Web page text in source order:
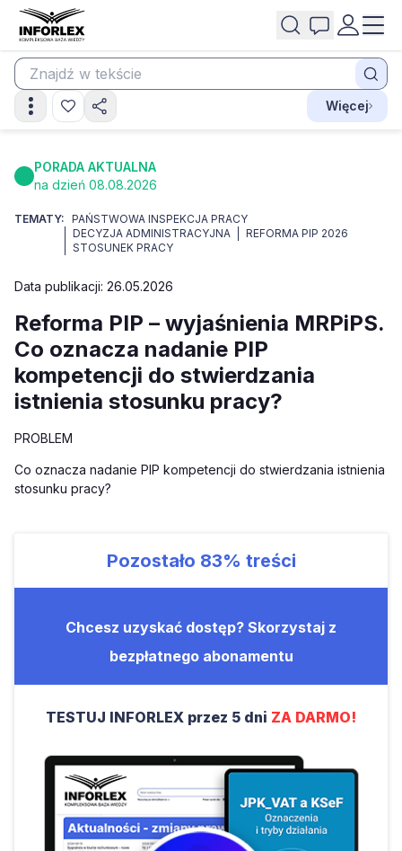
Więcej
PORADA AKTUALNA
na dzień 08.08.2026
TEMATY: PAŃSTWOWA INSPEKCJA PRACY
DECYZJA ADMINISTRACYJNA
REFORMA PIP 2026
STOSUNEK PRACY
Data publikacji: 26.05.2026
Reforma PIP – wyjaśnienia MRPiPS.
Co oznacza nadanie PIP
kompetencji do stwierdzania
istnienia stosunku pracy?
PROBLEM
Co oznacza nadanie PIP kompetencji do stwierdzania istnienia
stosunku pracy?
Pozostało 83% treści
Chcesz uzyskać dostęp? Skorzystaj z
bezpłatnego abonamentu
TESTUJ INFORLEX przez 5 dni ZA DARMO!